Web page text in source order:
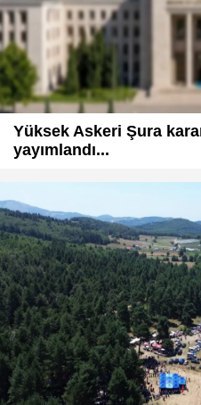
Yüksek Askeri Şura
yayımlandı...